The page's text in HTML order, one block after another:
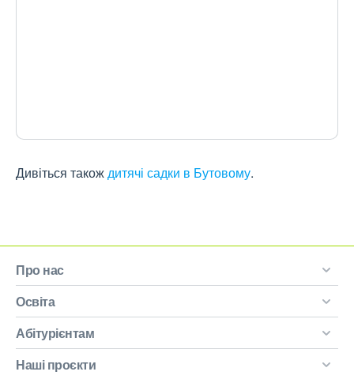
Дивіться такождитячі садки в Бутовому.
Про нас
Освіта
Абітурієнтам
Наші проєкти